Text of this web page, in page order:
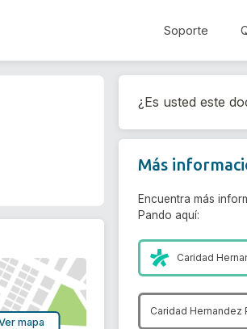
Soporte
mapa
¿Es usted este
Más
Encuentra más
Pando aquí:
Caridad
Caridad Hernandez